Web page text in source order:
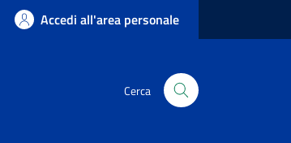
Accedi all'area personale
Cerca